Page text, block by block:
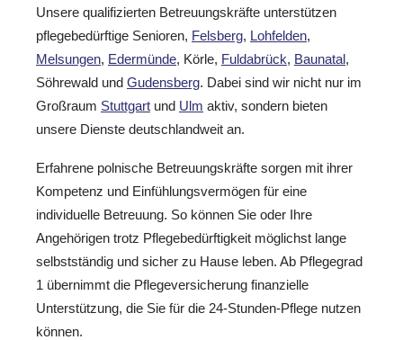
Unsere qualifizierten Betreuungskräfte unterstützen
pflegebedürftige Senioren, Felsberg, Lohfelden,
Melsungen, Edermünde, Körle, Fuldabrück, Baunatal,
Söhrewald und Gudensberg. Dabei sind wir nicht nur im
Großraum Stuttgart und Ulm aktiv, sondern bieten
unsere Dienste deutschlandweit an.
Erfahrene polnische Betreuungskräfte sorgen mit ihrer
Kompetenz und Einfühlungsvermögen für eine
individuelle Betreuung. So können Sie oder Ihre
Angehörigen trotz Pflegebedürftigkeit möglichst lange
selbstständig und sicher zu Hause leben. Ab Pflegegrad
1 übernimmt die Pflegeversicherung finanzielle
Unterstützung, die Sie für die 24-Stunden-Pflege nutzen
können.